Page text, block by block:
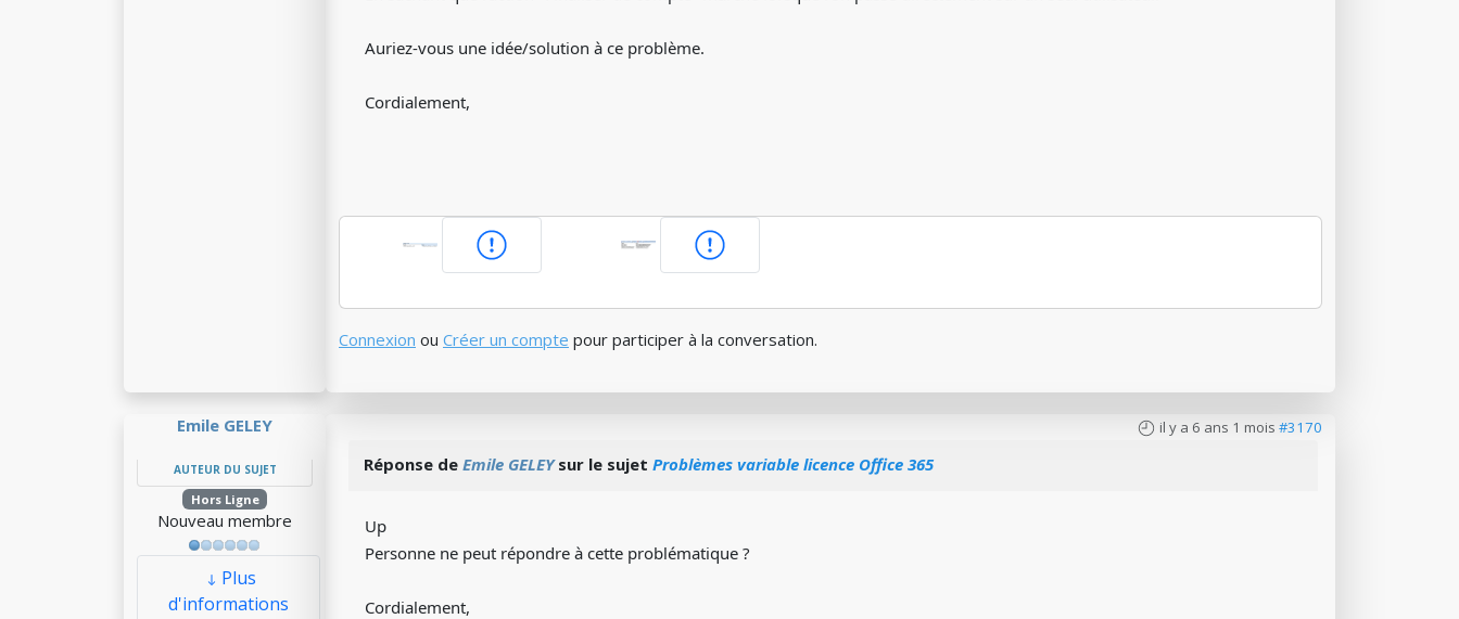
Auriez-vous une idée/solution à ce problème.
Cordialement,
Connexion ou Créer un compte pour participer à la conversation.
Emile GELEY
AUTEUR DU SUJET
Hors Ligne
Nouveau membre
Plus
d'informations
il y a 6 ans 1 mois #3170
Réponse de Emile GELEYsur le sujet Problèmes variable licence Office 365
Up
Personne ne peut répondre à cette problématique ?
Cordialement,